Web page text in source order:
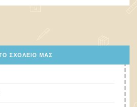
ΣΧΟΛΕΊΟ ΜΑΣ